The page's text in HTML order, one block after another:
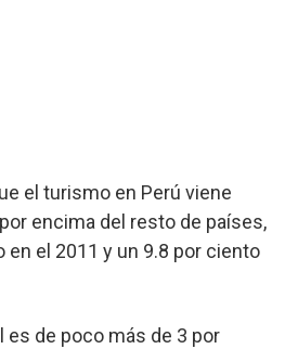
el turismo en Perú viene
encima del resto de países,
en el 2011 y un 9.8 por ciento
es de poco más de 3 por